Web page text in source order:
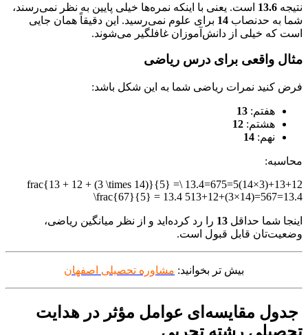
نتیجه 13.6 است. یعنی با اینکه نمره‌ها خیلی پایین به نظر نمی‌رسند،
شما به حدنصاب 14 برای علوم نمی‌رسید. این دقیقاً همان جایی
است که خیلی از دانش‌آموزان غافلگیر می‌شوند.
مثال واقعی برای درس ریاضی
فرض کنید نمرات ریاضی شما به این شکل باشد:
هفتم: 13
هشتم: 12
نهم: 14
محاسبه:
13+12+(3×14)5=675=13.4 \frac{13 + 12 + (3 \times 14)}{5} =
\frac{67}{5} = 13.4 513+12+(3×14)=567=13.4
اینجا شما حداقل 13 را رد کرده‌اید و از نظر میانگین ریاضی،
وضعیت‌تان قابل قبول است.
بیش تر بخوانید: مشاوره تحصیلی اصفهان
جدول مقایسه‌ای عوامل مؤثر در هدایت